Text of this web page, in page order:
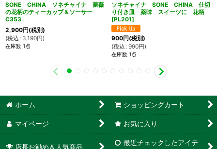
SONE CHINA ソネチャイナ 薔薇
の花柄のティーカップ＆ソーサー
C353
2,900円(税別)
(税込 : 3,190円)
在庫数 1点
ソネチャイナ SONE CHINA 仕切
り付き皿 薬味 スイーツに 花柄
[PL201]
900円(税別)
(税込 : 990円)
在庫数 1点
ホーム ショッピングカート
マイページ お気に入り
店長お勧め＆人気商品
最近チェックしたアイテ